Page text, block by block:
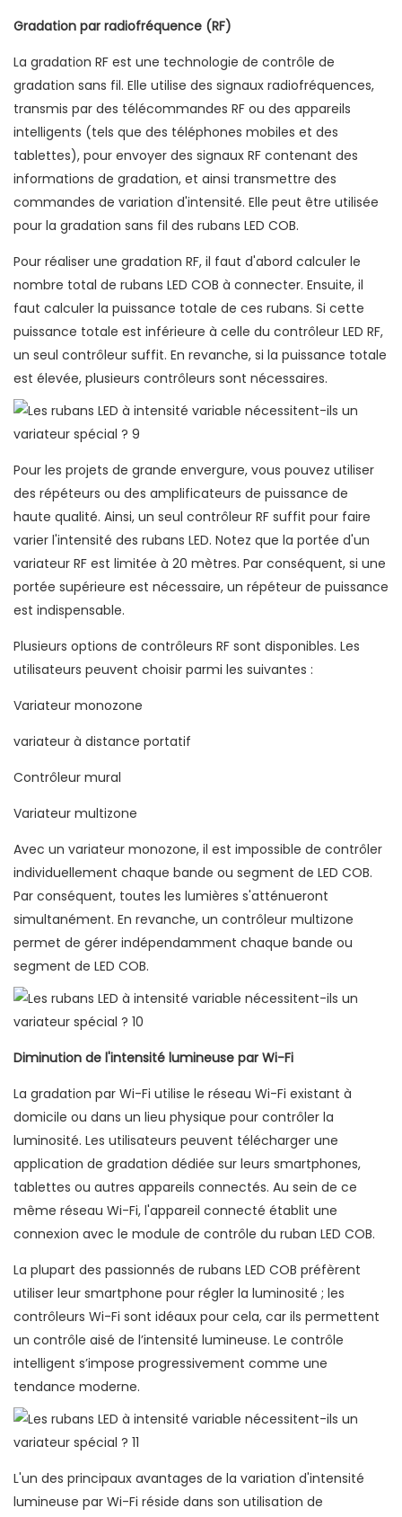
Gradation par radiofréquence (RF)
La gradation RF est une technologie de contrôle de
gradation sans fil. Elle utilise des signaux radiofréquences,
transmis par des télécommandes RF ou des appareils
intelligents (tels que des téléphones mobiles et des
tablettes), pour envoyer des signaux RF contenant des
informations de gradation, et ainsi transmettre des
commandes de variation d'intensité. Elle peut être utilisée
pour la gradation sans fil des rubans LED COB.
Pour réaliser une gradation RF, il faut d'abord calculer le
nombre total de rubans LED COB à connecter. Ensuite, il
faut calculer la puissance totale de ces rubans. Si cette
puissance totale est inférieure à celle du contrôleur LED RF,
un seul contrôleur suffit. En revanche, si la puissance totale
est élevée, plusieurs contrôleurs sont nécessaires.
Pour les projets de grande envergure, vous pouvez utiliser
des répéteurs ou des amplificateurs de puissance de
haute qualité. Ainsi, un seul contrôleur RF suffit pour faire
varier l'intensité des rubans LED. Notez que la portée d'un
variateur RF est limitée à 20 mètres. Par conséquent, si une
portée supérieure est nécessaire, un répéteur de puissance
est indispensable.
Plusieurs options de contrôleurs RF sont disponibles. Les
utilisateurs peuvent choisir parmi les suivantes :
Variateur monozone
variateur à distance portatif
Contrôleur mural
Variateur multizone
Avec un variateur monozone, il est impossible de contrôler
individuellement chaque bande ou segment de LED COB.
Par conséquent, toutes les lumières s'atténueront
simultanément. En revanche, un contrôleur multizone
permet de gérer indépendamment chaque bande ou
segment de LED COB.
Diminution de l'intensité lumineuse par Wi-Fi
La gradation par Wi-Fi utilise le réseau Wi-Fi existant à
domicile ou dans un lieu physique pour contrôler la
luminosité. Les utilisateurs peuvent télécharger une
application de gradation dédiée sur leurs smartphones,
tablettes ou autres appareils connectés. Au sein de ce
même réseau Wi-Fi, l'appareil connecté établit une
connexion avec le module de contrôle du ruban LED COB.
La plupart des passionnés de rubans LED COB préfèrent
utiliser leur smartphone pour régler la luminosité ; les
contrôleurs Wi-Fi sont idéaux pour cela, car ils permettent
un contrôle aisé de l’intensité lumineuse. Le contrôle
intelligent s’impose progressivement comme une
tendance moderne.
L'un des principaux avantages de la variation d'intensité
lumineuse par Wi-Fi réside dans son utilisation de